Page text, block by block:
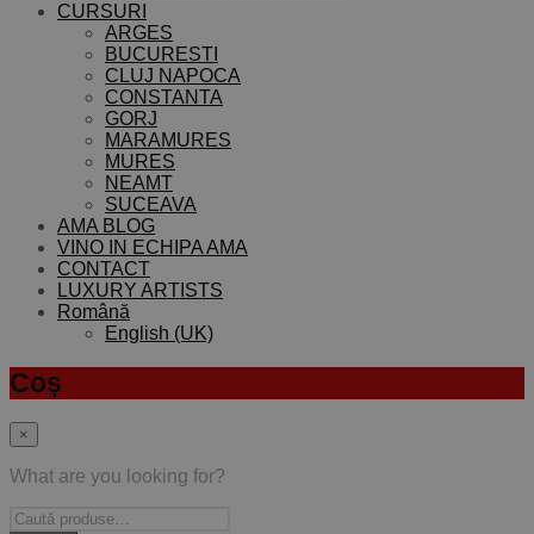
CURSURI
ARGES
BUCURESTI
CLUJ NAPOCA
CONSTANTA
GORJ
MARAMURES
MURES
NEAMT
SUCEAVA
AMA BLOG
VINO IN ECHIPA AMA
CONTACT
LUXURY ARTISTS
Română
English (UK)
Coș
×
What are you looking for?